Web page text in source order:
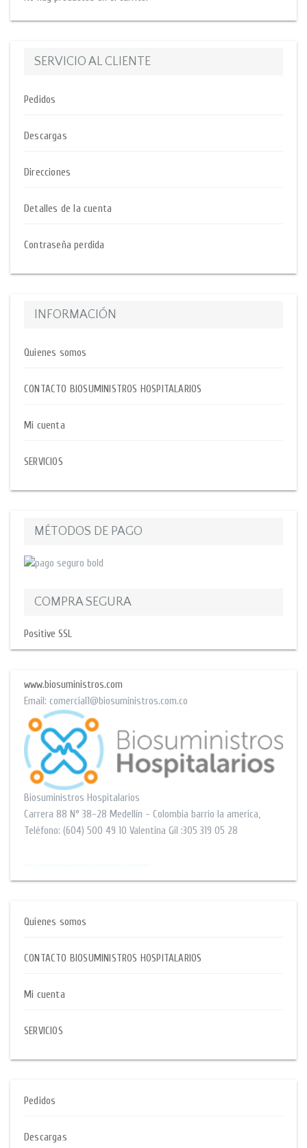
SERVICIO AL CLIENTE
Pedidos
Descargas
Direcciones
Detalles de la cuenta
Contraseña perdida
INFORMACIÓN
Quienes somos
CONTACTO BIOSUMINISTROS HOSPITALARIOS
Mi cuenta
SERVICIOS
MÉTODOS DE PAGO
COMPRA SEGURA
Positive SSL
www.biosuministros.com
Email: comercial1@biosuministros.com.co
Biosuministros Hospitalarios
Carrera 88 N° 38-28 Medellín - Colombia barrio la america,
Teléfono: (604) 500 49 10 Valentina Gil :305 319 05 28
Quienes somos
CONTACTO BIOSUMINISTROS HOSPITALARIOS
Mi cuenta
SERVICIOS
Pedidos
Descargas